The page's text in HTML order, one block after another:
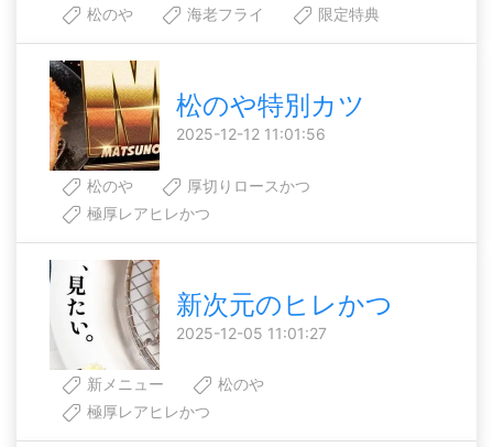
松のや 海老フライ 限定特典
松のや特別カツ
2025-12-12 11:01:56
松のや
厚切りロースかつ
極厚レアヒレかつ
新次元のヒレかつ
2025-12-05 11:01:27
新メニュー
松のや
極厚レアヒレかつ